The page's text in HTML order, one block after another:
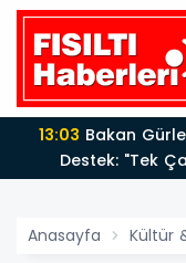
13:03
Destek: "Tek
Anasayfa Kültür